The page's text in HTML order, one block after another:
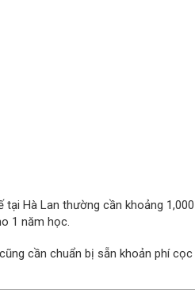
Hà Lan thường cần khoảng
1 năm học.
cần chuẩn bị sẵn khoản phí